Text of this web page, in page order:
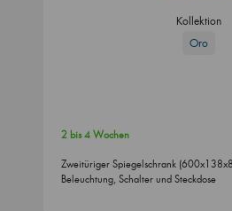
Kollektion
Oro
2 bis 4 Wochen
Zweitüriger Spiegelschrank
Beleuchtung, Schalter und Steckdose